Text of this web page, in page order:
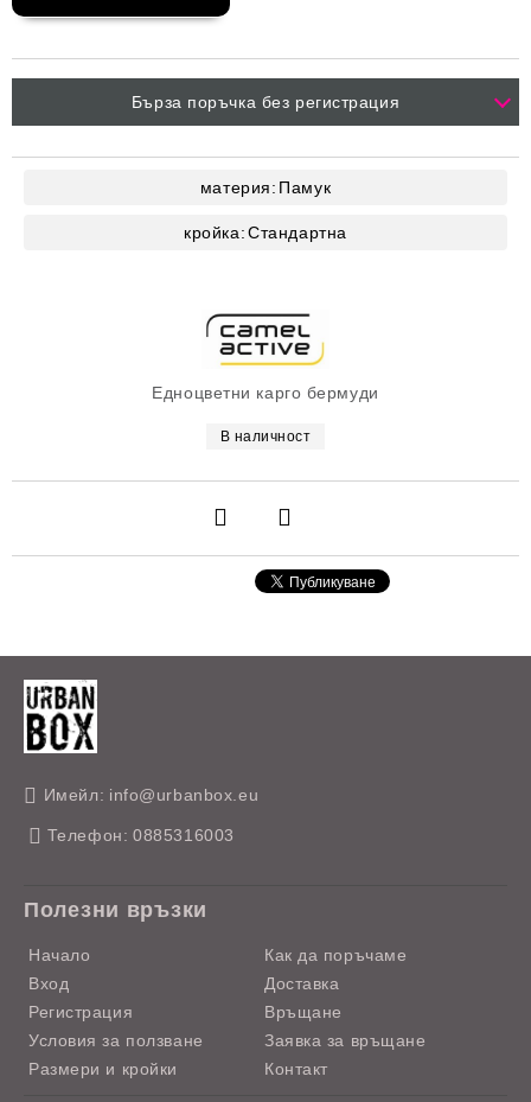
Едноцветни карго бермуди
В наличност
Бърза поръчка без регистрация
материя: Памук
кройка:Стандартна
Имейл: info@urbanbox.eu
Телефон: 0885316003
Полезни връзки
Начало
Вход
Регистрация
Условия за ползване
Размери и кройки
Как да поръчаме
Доставка
Връщане
Заявка за връщане
Контакт